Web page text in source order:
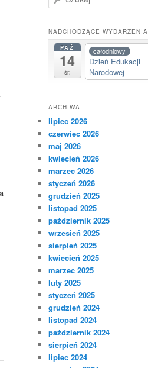
z
k
a
NADCHODZĄCE WYDARZENIA
PAŹ
14
śr.
całodniowy
Dzień Edukacji
Narodowej
ARCHIWA
lipiec 2026
czerwiec 2026
maj 2026
kwiecień 2026
marzec 2026
styczeń 2026
grudzień 2025
listopad 2025
październik 2025
wrzesień 2025
sierpień 2025
kwiecień 2025
marzec 2025
luty 2025
styczeń 2025
grudzień 2024
listopad 2024
październik 2024
sierpień 2024
lipiec 2024